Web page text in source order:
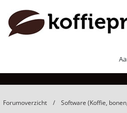
Forumoverzicht Software (Koffie,